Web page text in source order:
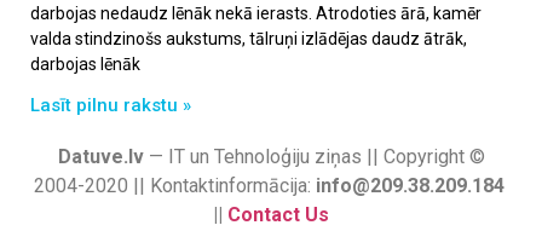
darbojas nedaudz lēnāk nekā ierasts. Atrodoties ārā, kamēr
valda stindzinošs aukstums, tālruņi izlādējas daudz ātrāk,
darbojas lēnāk
Lasīt pilnu rakstu »
Datuve.lv— IT un Tehnoloģiju ziņas || Copyright ©
2004-2020 || Kontaktinformācija: info@209.38.209.184
|| Contact Us